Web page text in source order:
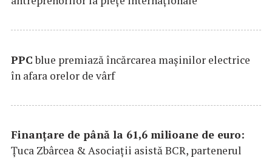
PPCblue premiază încărcarea maşinilor electrice
în afara orelor de vârf
Finanțare de până la 61,6 milioane de euro:
Țuca Zbârcea & Asociații asistă BCR, partenerul